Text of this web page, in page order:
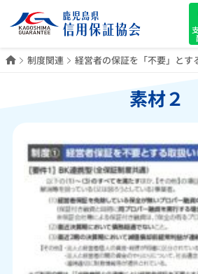
ホーム
制度関連 経営者の保証を「不要」と
素材２